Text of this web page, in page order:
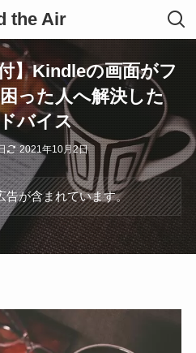
the Air
】Kindleの画面がフ
った人へ解決した
バイス
2021年10月2日
告が含まれています。